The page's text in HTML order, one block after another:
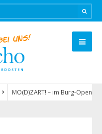
MO(D)ZART! – im Burg-Open